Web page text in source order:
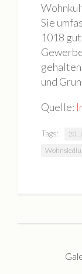
Bildauswahl
Offene
Bildauswahl
3.
Bildauswahl
Sie
1018
und
Quelle:
Tags: 20.